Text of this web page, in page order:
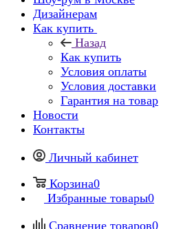
Дизайнерам
Как купить
Назад
Как купить
Условия оплаты
Условия доставки
Гарантия на товар
Новости
Контакты
Личный кабинет
Корзина0
Избранные товары0
Сравнение товаров0